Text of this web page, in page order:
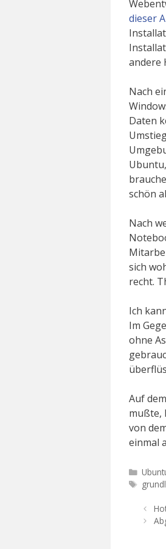
dieser
andere
Nach
Daten
schön
Nach
sich
recht.
Ich
Im
ohne
Auf
mußte,
von
einmal